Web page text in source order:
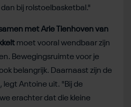
bij rolstoelbasketbal."
met Arie Tienhoven van
moet vooral wendbaar zijn
Bewegingsruimte voor je
belangrijk. Daarnaast zijn de
Antoine uit. "Bij de
erachter dat die kleine